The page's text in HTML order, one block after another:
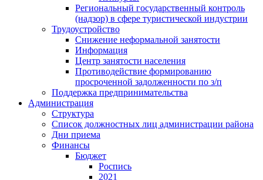
Региональный государственный контроль
(надзор) в сфере туристической индустрии
Трудоустройство
Снижение неформальной занятости
Информация
Центр занятости населения
Противодействие формированию
просроченной задолженности по з/п
Поддержка предпринимательства
Администрация
Структура
Список должностных лиц администрации района
Дни приема
Финансы
Бюджет
Роспись
2021